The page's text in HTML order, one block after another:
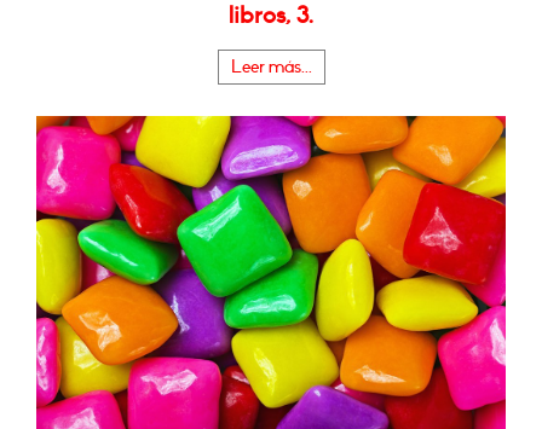
libros, 3.
Leer más...